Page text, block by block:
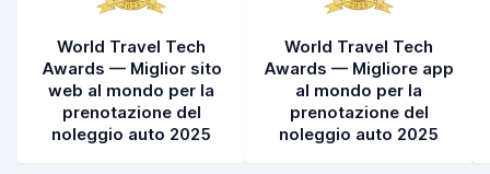
World Travel Tech
Awards — Miglior sito
web al mondo per la
prenotazione del
noleggio auto 2025
World Travel Tech
Awards — Migliore app
al mondo per la
prenotazione del
noleggio auto 2025